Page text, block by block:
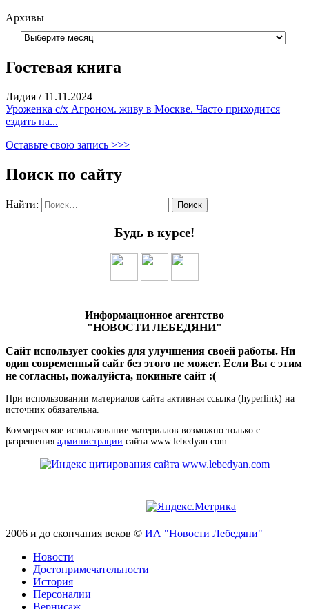
Архивы
Гостевая книга
Лидия / 11.11.2024
Уроженка с/х Агроном. живу в Москве. Часто приходится
ездить на...
Оставьте свою запись >>>
Поиск по сайту
Найти:
Будь в курсе!
Информационное агентство
"НОВОСТИ ЛЕБЕДЯНИ"
Сайт использует cookies для улучшения своей работы. Ни
один современный сайт без этого не может. Если Вы с этим
не согласны, пожалуйста, покиньте сайт :(
При использовании материалов сайта активная ссылка (hyperlink) на
источник обязательна.
Коммерческое использование материалов возможно только с
разрешения администрации сайта www.lebedyan.com
2006 и до скончания веков © ИА "Новости Лебедяни"
Новости
Достопримечательности
История
Персоналии
Вернисаж